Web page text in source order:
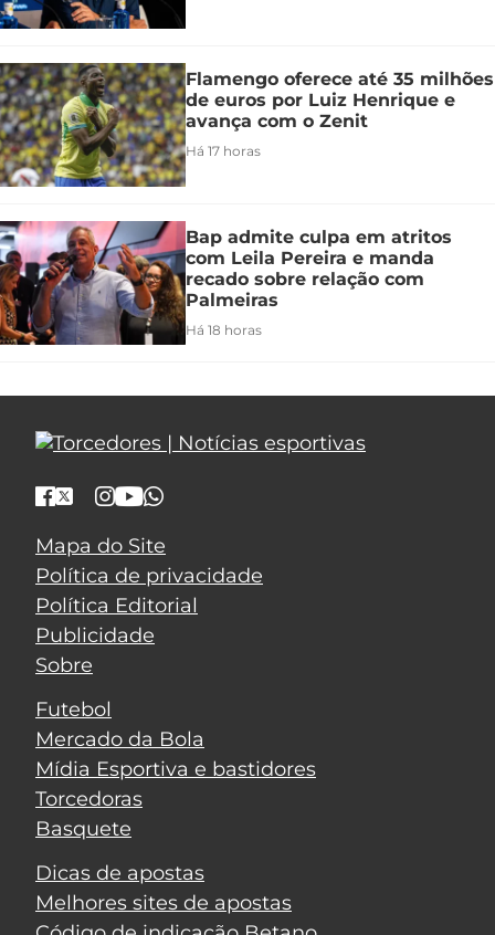
Flamengo oferece até 35 milhões
de euros por Luiz Henrique e
avança com o Zenit
Há 17 horas
Bap admite culpa em atritos
com Leila Pereira e manda
recado sobre relação com
Palmeiras
Há 18 horas
Mapa do Site
Política de privacidade
Política Editorial
Publicidade
Sobre
Futebol
Mercado da Bola
Mídia Esportiva e bastidores
Torcedoras
Basquete
Dicas de apostas
Melhores sites de apostas